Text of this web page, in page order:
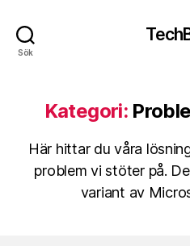
Sök
Kategori:
Här hittar du våra
problem vi stöter på.
variant av